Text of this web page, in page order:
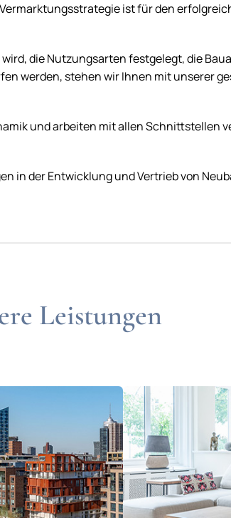
ist für den
die Nutzungsarten festgelegt, die
werden, stehen wir Ihnen mit unserer
und arbeiten mit allen Schnittstellen
in der Entwicklung und Vertrieb von
Leistungen